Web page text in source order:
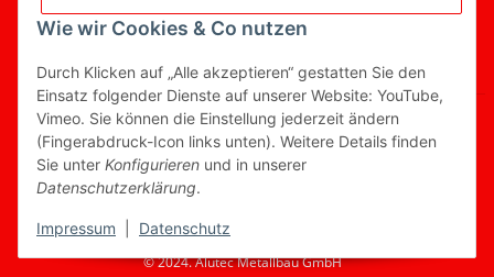
Gesetzliche Informationen
Informationen
Vertrag widerrufen
* Alle Preise inkl. gesetzlicher USt., zzgl.
© 2024. Alutec Metallbau GmbH
Wie wir Cookies & Co nutzen
Durch Klicken auf „Alle akzeptieren“ gestatten Sie den
Einsatz folgender Dienste auf unserer Website: YouTube,
Vimeo. Sie können die Einstellung jederzeit ändern
(Fingerabdruck-Icon links unten). Weitere Details finden
Sie unter Konfigurieren und in unserer
Datenschutzerklärung.
Impressum Datenschutz